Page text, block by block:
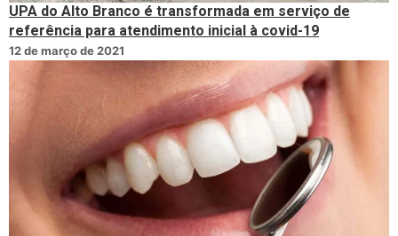
UPA do Alto Branco é transformada em serviço de
referência para atendimento inicial à covid-19
12 de março de 2021